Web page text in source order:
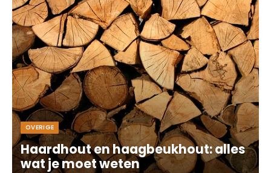
OVERIGE
Haardhout en haagbeukhout: alles
wat je moet weten